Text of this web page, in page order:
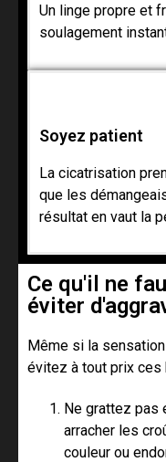
Un linge propre et
soulagement
Soyez patient
La cicatrisation
que les
résultat en vaut la
Ce qu'il ne
éviter
Même si la
évitez à tout prix ces
Ne grattez pas
arracher les
couleur ou